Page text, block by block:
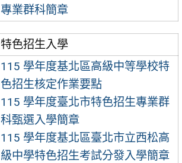
專業群科簡章
特色招生入學
115 學年度基北區高級中等學校特
色招生核定作業要點
115 學年度臺北市特色招生專業群
科甄選入學簡章
115 學年度基北區臺北市立西松高
級中學特色招生考試分發入學簡章